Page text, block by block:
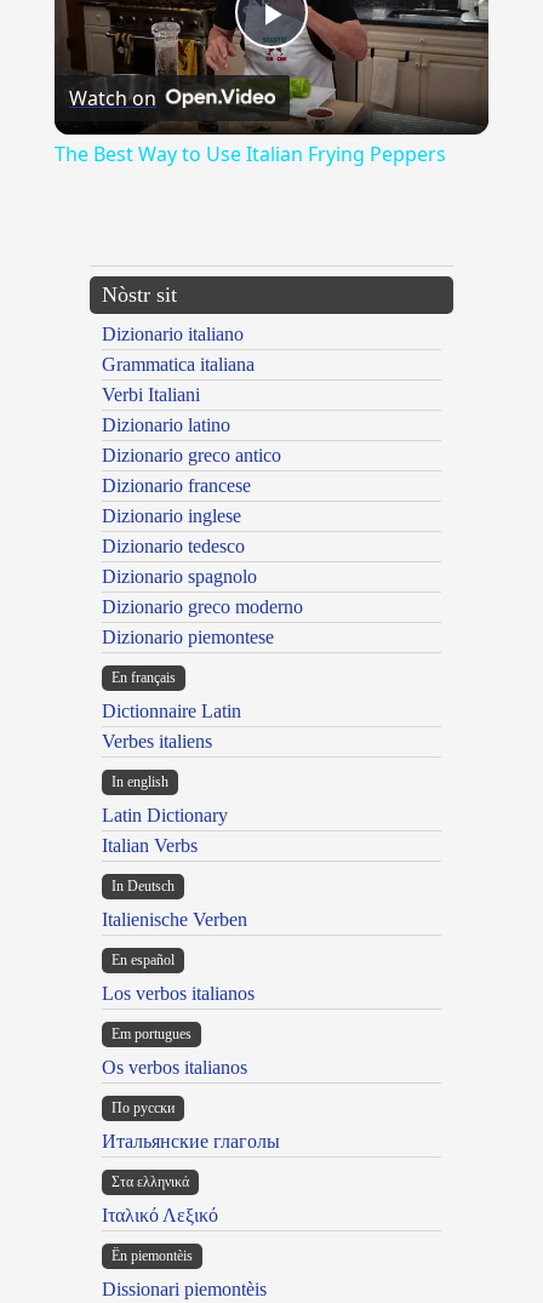
Play
Video
Watch on
The Best Way to Use Italian Frying Peppers
Nòstr sit
Dizionario italiano
Grammatica italiana
Verbi Italiani
Dizionario latino
Dizionario greco antico
Dizionario francese
Dizionario inglese
Dizionario tedesco
Dizionario spagnolo
Dizionario greco moderno
Dizionario piemontese
En français
Dictionnaire Latin
Verbes italiens
In english
Latin Dictionary
Italian Verbs
In Deutsch
Italienische Verben
En español
Los verbos italianos
Em portugues
Os verbos italianos
По русски
Итальянские глаголы
Στα ελληνικά
Ιταλικό Λεξικό
Ën piemontèis
Dissionari piemontèis